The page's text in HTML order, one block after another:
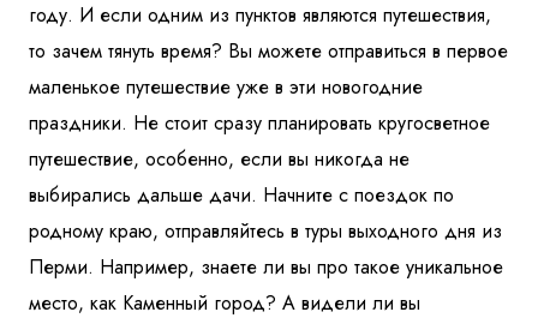
году. И если одним из пунктов являются путешествия,
то зачем тянуть время? Вы можете отправиться в первое
маленькое путешествие уже в эти новогодние
праздники. Не стоит сразу планировать кругосветное
путешествие, особенно, если вы никогда не
выбирались дальше дачи. Начните с поездок по
родному краю, отправляйтесь в туры выходного дня из
Перми. Например, знаете ли вы про такое уникальное
место, как Каменный город? А видели ли вы
Я даю согласие на
ознакомленс политикой компании в отношении
Отправить